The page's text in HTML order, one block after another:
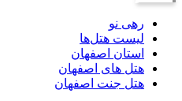
رهی نو
لیست هتل‌ها
استان اصفهان
هتل های اصفهان
هتل جنت اصفهان